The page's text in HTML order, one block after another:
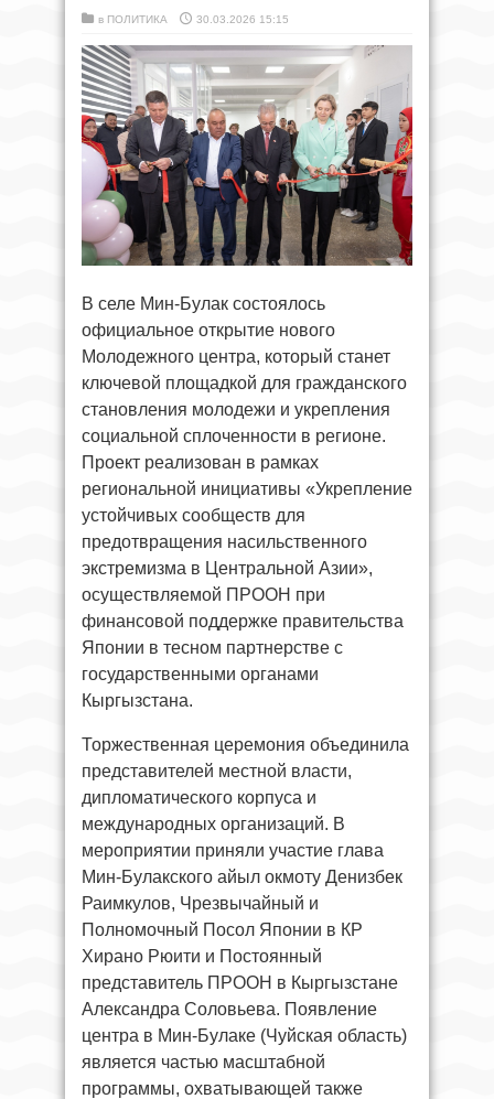
в ПОЛИТИКА 30.03.2026 15:15
В селе Мин-Булак состоялось
официальное открытие нового
Молодежного центра, который станет
ключевой площадкой для гражданского
становления молодежи и укрепления
социальной сплоченности в регионе.
Проект реализован в рамках
региональной инициативы «Укрепление
устойчивых сообществ для
предотвращения насильственного
экстремизма в Центральной Азии»,
осуществляемой ПРООН при
финансовой поддержке правительства
Японии в тесном партнерстве с
государственными органами
Кыргызстана.
Торжественная церемония объединила
представителей местной власти,
дипломатического корпуса и
международных организаций. В
мероприятии приняли участие глава
Мин-Булакского айыл окмоту Денизбек
Раимкулов, Чрезвычайный и
Полномочный Посол Японии в КР
Хирано Рюити и Постоянный
представитель ПРООН в Кыргызстане
Александра Соловьева. Появление
центра в Мин-Булаке (Чуйская область)
является частью масштабной
программы, охватывающей также